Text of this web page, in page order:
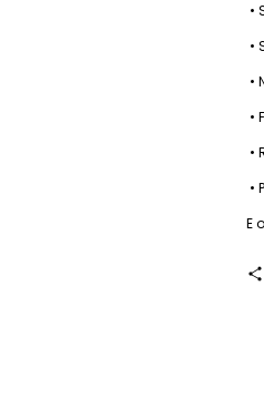
•
•
•
•
•
•
E